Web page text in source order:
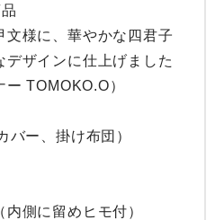
文様に、華やかな四君子
ザインに仕上げました
ー TOMOKO.O）
バー、掛け布団）
側に留めヒモ付）